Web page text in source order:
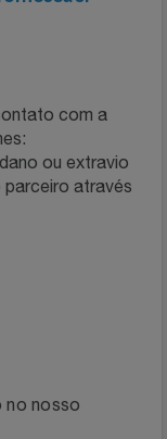
com a
ou extravio
através
no nosso